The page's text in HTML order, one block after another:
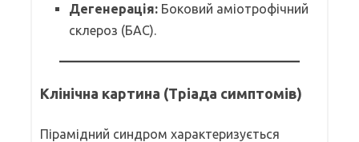
Дегенерація: Боковий аміотрофічний
склероз (БАС).
Клінічна картина (Тріада симптомів)
Пірамідний синдром характеризується